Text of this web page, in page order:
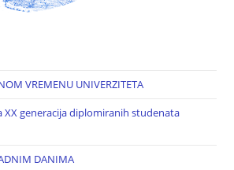
VREMENU UNIVERZITETA
XX generacija diplomiranih studenata
DANIMA